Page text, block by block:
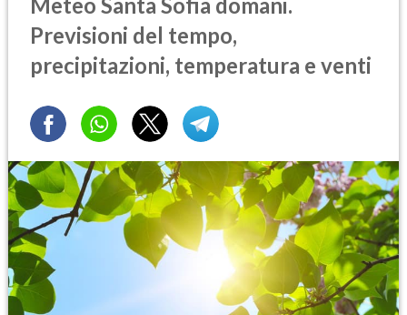
Previsioni del tempo,
precipitazioni, temperatura e venti